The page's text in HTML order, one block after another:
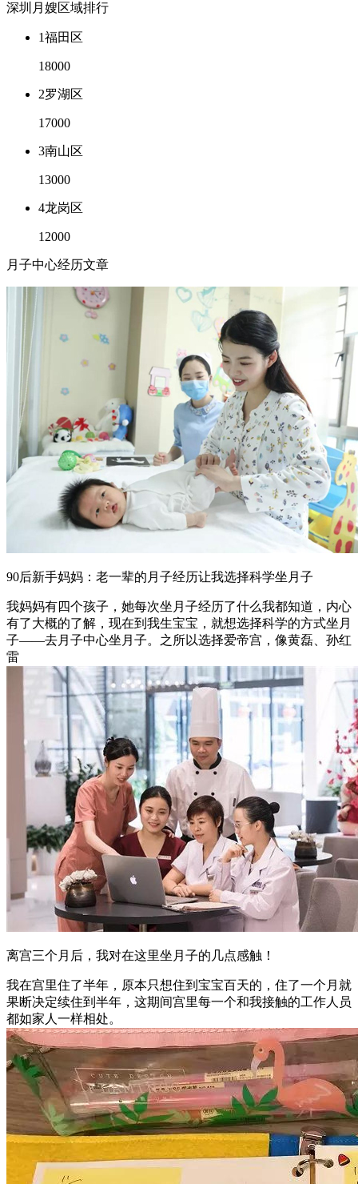
深圳月嫂区域排行
1福田区
18000
2罗湖区
17000
3南山区
13000
4龙岗区
12000
月子中心经历文章
90后新手妈妈：老一辈的月子经历让我选择科学坐月子
我妈妈有四个孩子，她每次坐月子经历了什么我都知道，内心
有了大概的了解，现在到我生宝宝，就想选择科学的方式坐月
子——去月子中心坐月子。之所以选择爱帝宫，像黄磊、孙红
雷
离宫三个月后，我对在这里坐月子的几点感触！
我在宫里住了半年，原本只想住到宝宝百天的，住了一个月就
果断决定续住到半年，这期间宫里每一个和我接触的工作人员
都如家人一样相处。